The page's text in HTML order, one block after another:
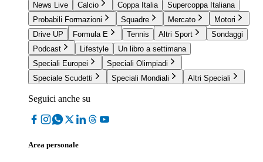
News Live
Calcio Coppa Italia
Supercoppa Italiana
Probabili Formazioni
Squadre Mercato
Motori
Drive UP
Formula E Tennis Altri Sport
Sondaggi
Podcast
Lifestyle
Un libro a settimana
Speciali Europei
Speciali Olimpiadi
Speciale Scudetti
Speciali Mondiali Altri Speciali
Seguici anche su
Area personale